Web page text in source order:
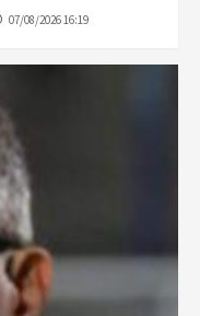
07/08/2026 16:19